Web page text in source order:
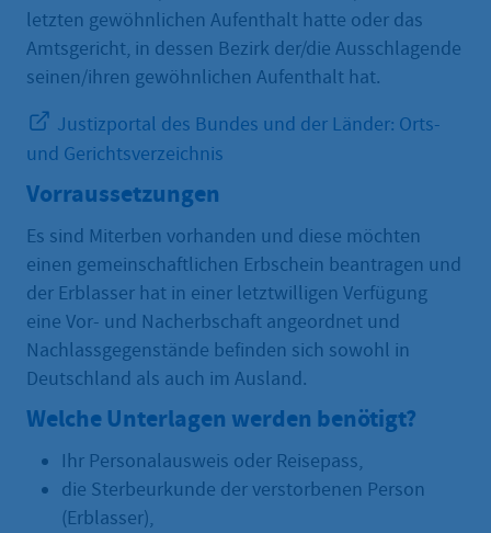
letzten gewöhnlichen Aufenthalt hatte oder das
Amtsgericht, in dessen Bezirk der/die Ausschlagende
seinen/ihren gewöhnlichen Aufenthalt hat.
Justizportal des Bundes und der Länder: Orts-
und Gerichtsverzeichnis
Vorraussetzungen
Es sind Miterben vorhanden und diese möchten
einen gemeinschaftlichen Erbschein beantragen und
der Erblasser hat in einer letztwilligen Verfügung
eine Vor- und Nacherbschaft angeordnet und
Nachlassgegenstände befinden sich sowohl in
Deutschland als auch im Ausland.
Welche Unterlagen werden benötigt?
Ihr Personalausweis oder Reisepass,
die Sterbeurkunde der verstorbenen Person
(Erblasser),